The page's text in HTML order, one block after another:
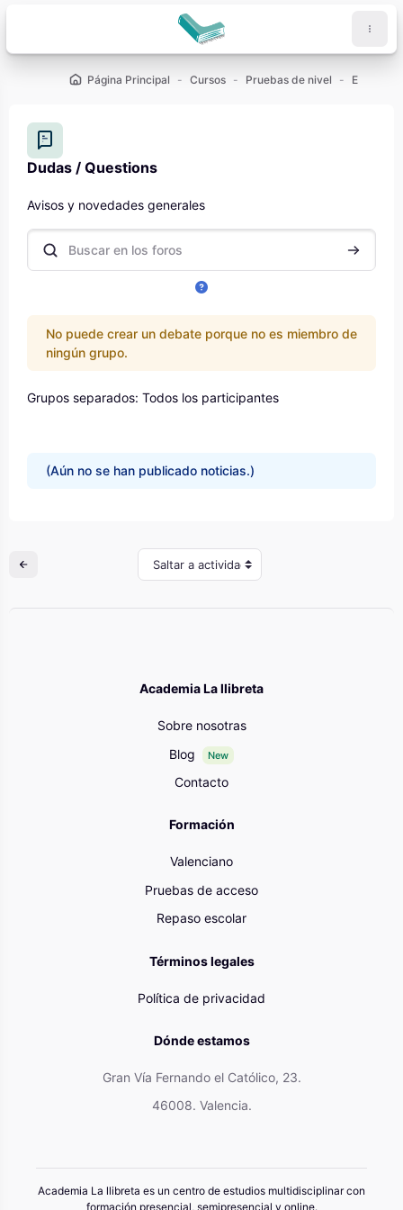
Página Principal Cursos Pruebas de nivel Español
Dudas / Questions
Requisitos de finalización
Avisos y novedades generales
Buscar en los foros Buscar
No puede crear un debate porque no es miembro de
ningún grupo.
Grupos separados: Todos los participantes
(Aún no se han publicado noticias.)
Saltar a actividad
Academia La llibreta
Sobre nosotras
Blog
New
Contacto
Formación
Valenciano
Pruebas de acceso
Repaso escolar
Términos legales
Política de privacidad
Dónde estamos
Gran Vía Fernando el Católico, 23.
46008. Valencia.
Academia La llibreta es un centro de estudios multidisciplinar con
formación presencial, semipresencial y online.